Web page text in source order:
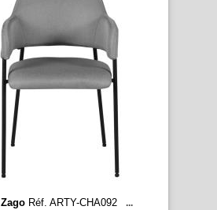
ZagoRéf. ARTY-CHA092
...